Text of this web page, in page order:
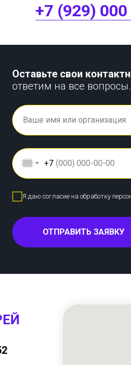
+7 (929)
Оставьте свои
ответим на все вопросы.
+7
Я даю согласие на обработку
ОТПРАВИТЬ ЗАЯВКУ